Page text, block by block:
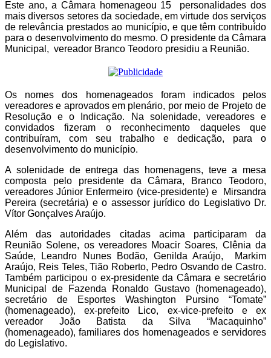
Este ano, a Câmara homenageou 15 personalidades dos
mais diversos setores da sociedade, em virtude dos serviços
de relevância prestados ao município, e que têm contribuído
para o desenvolvimento do mesmo. O presidente da Câmara
Municipal, vereador Branco Teodoro presidiu a Reunião.
Os nomes dos homenageados foram indicados pelos
vereadores e aprovados em plenário, por meio de Projeto de
Resolução e o Indicação. Na solenidade, vereadores e
convidados fizeram o reconhecimento daqueles que
contribuíram, com seu trabalho e dedicação, para o
desenvolvimento do município.
A solenidade de entrega das homenagens, teve a mesa
composta pelo presidente da Câmara, Branco Teodoro,
vereadores Júnior Enfermeiro (vice-presidente) e Mirsandra
Pereira (secretária) e o assessor jurídico do Legislativo Dr.
Vítor Gonçalves Araújo.
Além das autoridades citadas acima participaram da
Reunião Solene, os vereadores Moacir Soares, Clênia da
Saúde, Leandro Nunes Bodão, Genilda Araújo, Markim
Araújo, Reis Teles, Tião Roberto, Pedro Osvando de Castro.
Também participou o ex-presidente da Câmara e secretário
Municipal de Fazenda Ronaldo Gustavo (homenageado),
secretário de Esportes Washington Pursino “Tomate”
(homenageado), ex-prefeito Lico, ex-vice-prefeito e ex
vereador João Batista da Silva “Macaquinho”
(homenageado), familiares dos homenageados e servidores
do Legislativo.